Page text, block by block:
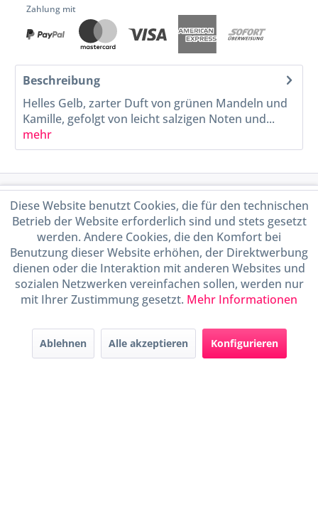
Zahlung mit
Beschreibung
Helles Gelb, zarter Duft von grünen Mandeln und
Kamille, gefolgt von leicht salzigen Noten und...
mehr
Service Hotline
Shop Service
Informationen
Handel mit BIO-Weinen
durch DE-ÖKO-009
Diese Website benutzt Cookies, die für den technischen
Betrieb der Website erforderlich sind und stets gesetzt
werden. Andere Cookies, die den Komfort bei
Benutzung dieser Website erhöhen, der Direktwerbung
dienen oder die Interaktion mit anderen Websites und
sozialen Netzwerken vereinfachen sollen, werden nur
mit Ihrer Zustimmung gesetzt. Mehr Informationen
Ablehnen Alle akzeptieren Konfigurieren